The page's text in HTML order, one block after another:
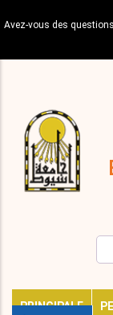
au
principal
Avez-vous des
PRINCIPALE
décisions
Expatriés
Journal